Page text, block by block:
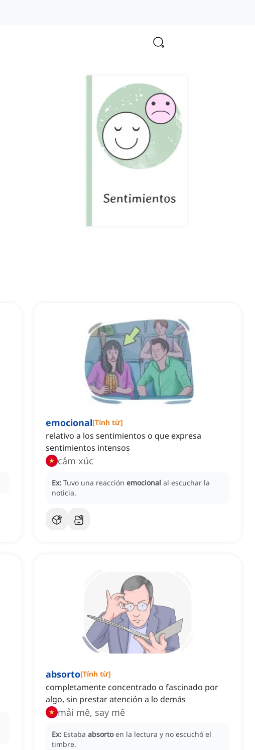
emocional[Tính từ]
relativo a los sentimientos o que expresa
sentimientos intensos
cảm xúc
Ex: Tuvo una reacción emocional al escuchar la
noticia.
absorto[Tính từ]
completamente concentrado o fascinado por
algo, sin prestar atención a lo demás
mải mê, say mê
Ex: Estaba absorto en la lectura y no escuchó el
timbre.